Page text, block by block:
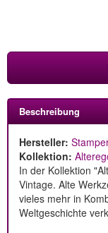
Beschreibung
Hersteller:
Kollektion:
In der Kollektion
Vintage. Alte
vieles mehr in
Weltgeschichte